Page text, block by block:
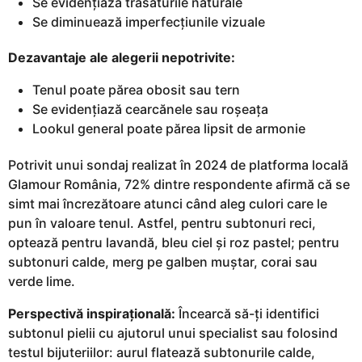
Se diminuează imperfecțiunile vizuale
Dezavantaje ale alegerii nepotrivite:
Tenul poate părea obosit sau tern
Se evidențiază cearcănele sau roșeața
Lookul general poate părea lipsit de armonie
Potrivit unui sondaj realizat în 2024 de platforma locală
Glamour România, 72% dintre respondente afirmă că se
simt mai încrezătoare atunci când aleg culori care le
pun în valoare tenul. Astfel, pentru subtonuri reci,
optează pentru lavandă, bleu ciel și roz pastel; pentru
subtonuri calde, merg pe galben muștar, corai sau
verde lime.
Perspectivă inspirațională: Încearcă să-ți identifici
subtonul pielii cu ajutorul unui specialist sau folosind
testul bijuteriilor: aurul flatează subtonurile calde,